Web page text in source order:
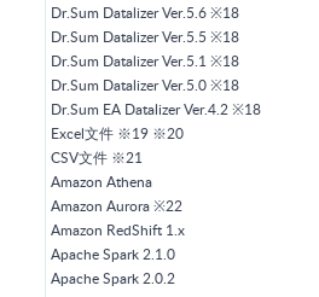
Dr.Sum Datalizer Ver.5.6 ※18
Dr.Sum Datalizer Ver.5.5 ※18
Dr.Sum Datalizer Ver.5.1 ※18
Dr.Sum Datalizer Ver.5.0 ※18
Dr.Sum EA Datalizer Ver.4.2 ※18
Excel文件 ※19 ※20
CSV文件 ※21
Amazon Athena
Amazon Aurora ※22
Amazon RedShift 1.x
Apache Spark 2.1.0
Apache Spark 2.0.2